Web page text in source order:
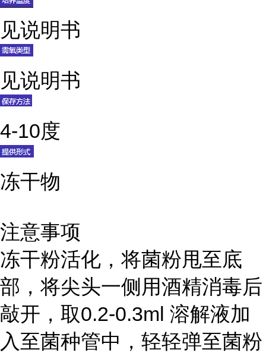
见说明书
见说明书
4-10度
冻干物
注意事项
冻干粉活化，将菌粉甩至底
部，将尖头一侧用酒精消毒后
敲开，取0.2-0.3ml 溶解液加
入至菌种管中，轻轻弹至菌粉